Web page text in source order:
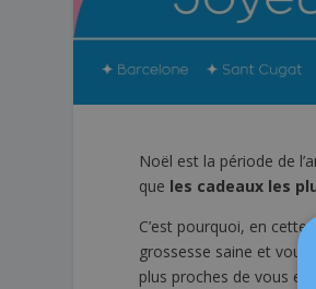
Noël est la période de
que les cadeaux les
C’est pourquoi, en
grossesse saine et vous
plus proches de vous